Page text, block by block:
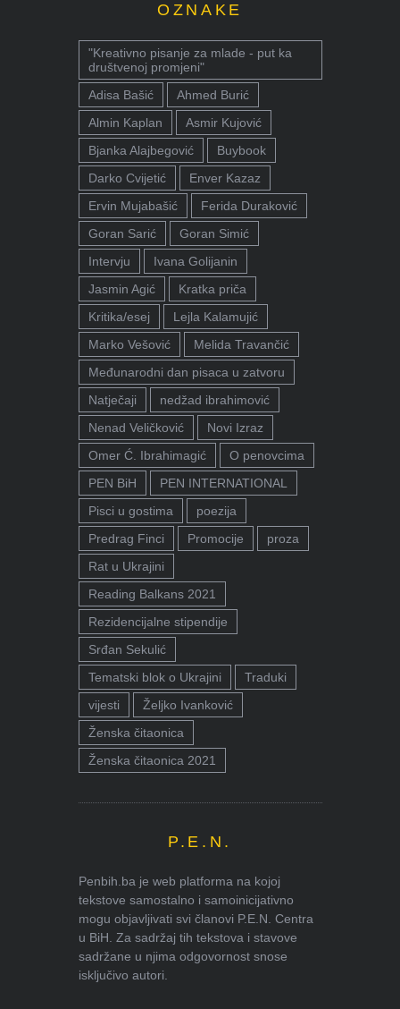
OZNAKE
"Kreativno pisanje za mlade - put ka
društvenoj promjeni"
Adisa Bašić
Ahmed Burić
Almin Kaplan
Asmir Kujović
Bjanka Alajbegović
Buybook
Darko Cvijetić
Enver Kazaz
Ervin Mujabašić
Ferida Duraković
Goran Sarić
Goran Simić
Intervju
Ivana Golijanin
Jasmin Agić
Kratka priča
Kritika/esej
Lejla Kalamujić
Marko Vešović
Melida Travančić
Međunarodni dan pisaca u zatvoru
Natječaji
nedžad ibrahimović
Nenad Veličković
Novi Izraz
Omer Ć. Ibrahimagić
O penovcima
PEN BiH
PEN INTERNATIONAL
Pisci u gostima
poezija
Predrag Finci
Promocije
proza
Rat u Ukrajini
Reading Balkans 2021
Rezidencijalne stipendije
Srđan Sekulić
Tematski blok o Ukrajini
Traduki
vijesti
Željko Ivanković
Ženska čitaonica
Ženska čitaonica 2021
P.E.N.
Penbih.ba je web platforma na kojoj
tekstove samostalno i samoinicijativno
mogu objavljivati svi članovi P.E.N. Centra
u BiH. Za sadržaj tih tekstova i stavove
sadržane u njima odgovornost snose
isključivo autori.